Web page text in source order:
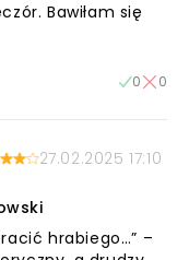
Bawiłam się
0 0
27.02.2025 17:10
hrabiego…” –